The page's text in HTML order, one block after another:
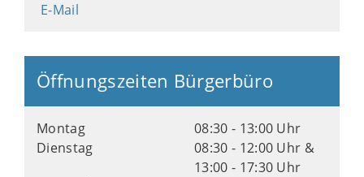
E-Mail
Öffnungszeiten Bürgerbüro
Montag
08:30 - 13:00 Uhr
Dienstag
08:30 - 12:00 Uhr &
13:00 - 17:30 Uhr